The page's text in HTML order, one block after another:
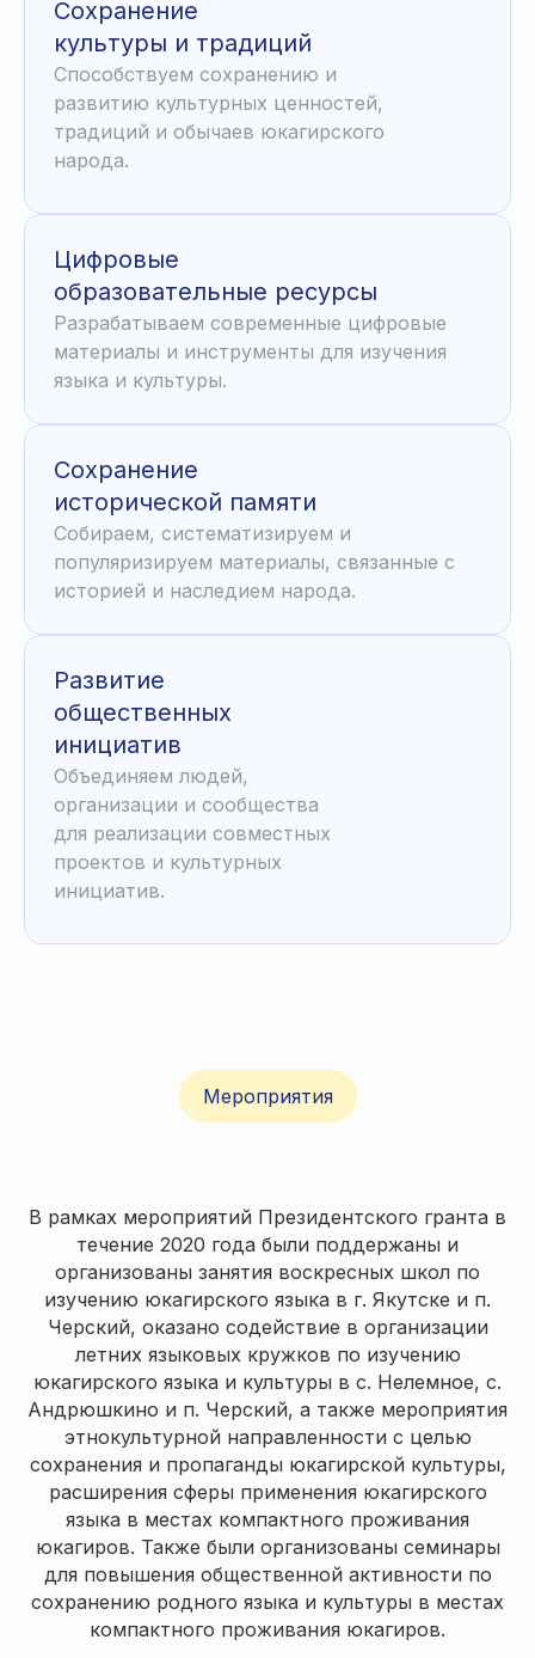
Сохранение
культуры и традиций
Способствуем сохранению и
развитию культурных ценностей,
традиций и обычаев юкагирского
народа.
Цифровые
образовательные ресурсы
Разрабатываем современные цифровые
материалы и инструменты для изучения
языка и культуры.
Сохранение
исторической памяти
Собираем, систематизируем и
популяризируем материалы, связанные с
историей и наследием народа.
Развитие
общественных
инициатив
Объединяем людей,
организации и сообщества
для реализации совместных
проектов и культурных
инициатив.
Мероприятия
В рамках мероприятий Президентского гранта в
течение 2020 года были поддержаны и
организованы занятия воскресных школ по
изучению юкагирского языка в г. Якутске и п.
Черский, оказано содействие в организации
летних языковых кружков по изучению
юкагирского языка и культуры в с. Нелемное, с.
Андрюшкино и п. Черский, а также мероприятия
этнокультурной направленности с целью
сохранения и пропаганды юкагирской культуры,
расширения сферы применения юкагирского
языка в местах компактного проживания
юкагиров. Также были организованы семинары
для повышения общественной активности по
сохранению родного языка и культуры в местах
компактного проживания юкагиров.